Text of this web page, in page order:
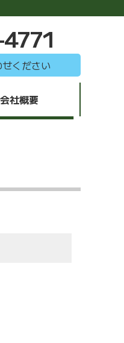
ください
会社概要